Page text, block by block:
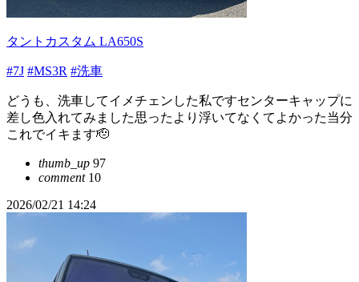
タントカスタム LA650S
#7J #MS3R #洗車
どうも、洗車してイメチェンした私ですセンターキャップに
差し色入れてみました思ったより浮いてなくてよかった当分
これでイキます🫡
thumb_up 97
comment10
2026/02/21 14:24